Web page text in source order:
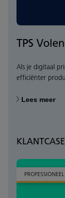
TPS
Als je digitaal
efficiënter
Lees meer
KLANTCASE